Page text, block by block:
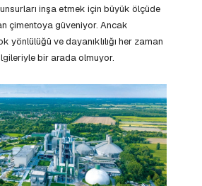
inşa etmek için büyük ölçüde
çimentoya güveniyor. Ancak
yönlülüğü ve dayanıklılığı her zaman
bir arada olmuyor.